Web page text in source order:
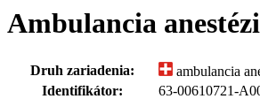
Ambulancia
Druh zariadenia:
ambulancia
Identifikátor:
63-00610721-